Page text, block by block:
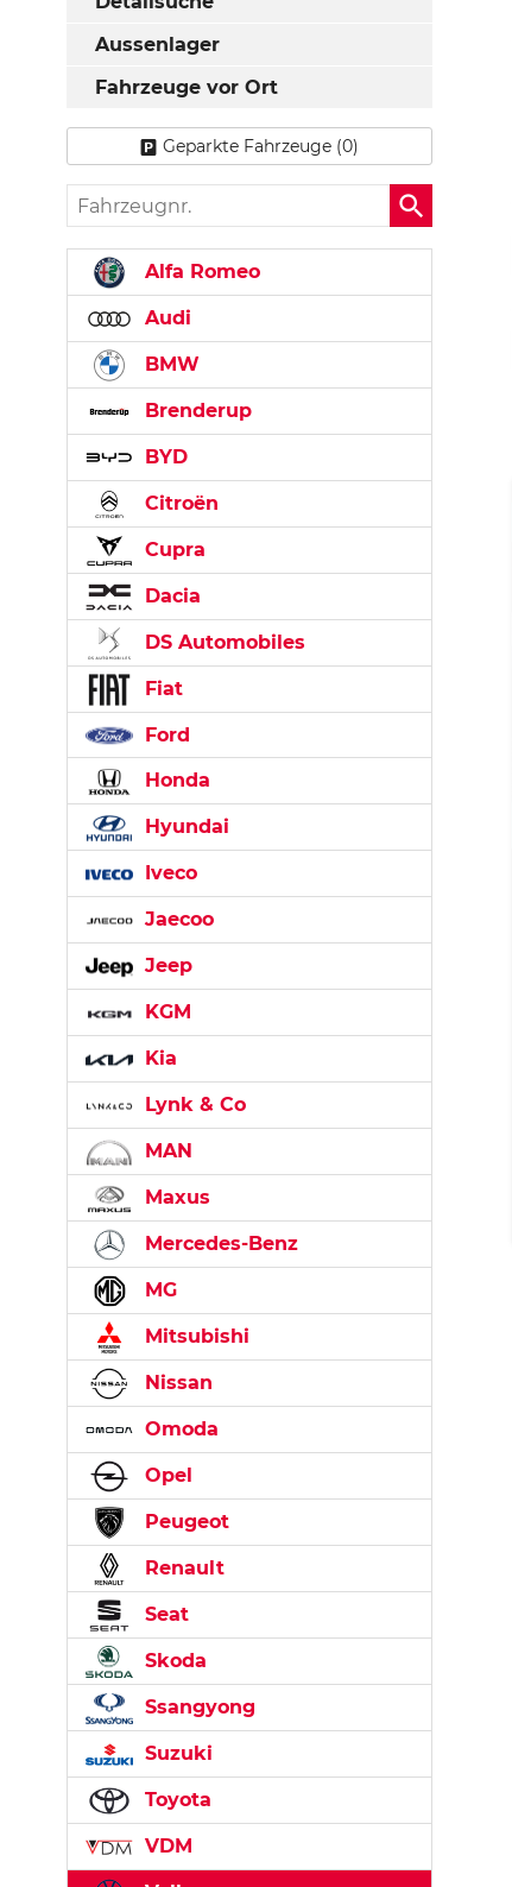
Aussenlager
Fahrzeuge vor Ort
Geparkte Fahrzeuge (0)
Fahrzeugnr.
Alfa Romeo
Audi
BMW
Brenderup
BYD
Citroën
Cupra
Dacia
DS Automobiles
Fiat
Ford
Honda
Hyundai
Iveco
Jaecoo
Jeep
KGM
Kia
Lynk & Co
MAN
Maxus
Mercedes-Benz
MG
Mitsubishi
Nissan
Omoda
Opel
Peugeot
Renault
Seat
Skoda
Ssangyong
Suzuki
Toyota
VDM